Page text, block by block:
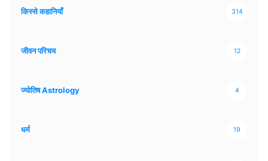
किस्से कहानियाँ 314
जीवन परिचय 12
ज्योतिष Astrology 4
धर्म 19